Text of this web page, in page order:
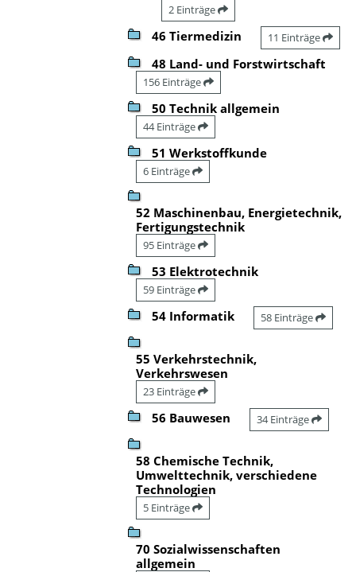
2 Einträge
46 Tiermedizin 11 Einträge
48 Land- und Forstwirtschaft
156 Einträge
50 Technik allgemein
44 Einträge
51 Werkstoffkunde
6 Einträge
52 Maschinenbau, Energietechnik,
Fertigungstechnik
95 Einträge
53 Elektrotechnik
59 Einträge
54 Informatik 58 Einträge
55 Verkehrstechnik,
Verkehrswesen
23 Einträge
56 Bauwesen 34 Einträge
58 Chemische Technik,
Umwelttechnik, verschiedene
Technologien
5 Einträge
70 Sozialwissenschaften
allgemein